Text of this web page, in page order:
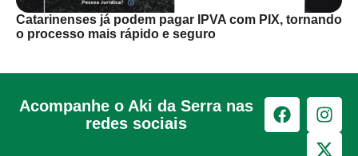
Catarinenses já podem pagar IPVA com PIX, tornando
o processo mais rápido e seguro
Acompanhe o Aki da Serra nas
redes sociais